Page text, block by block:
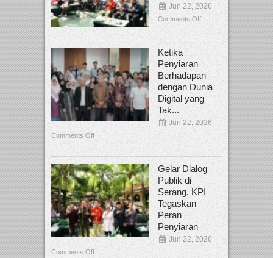
Jun 22, 2026
Comments Off
Ketika
Penyiaran
Berhadapan
dengan Dunia
Digital yang
Tak...
Jun 22, 2026
Comments Off
Gelar Dialog
Publik di
Serang, KPI
Tegaskan
Peran
Penyiaran
Jun 22, 2026
Comments Off